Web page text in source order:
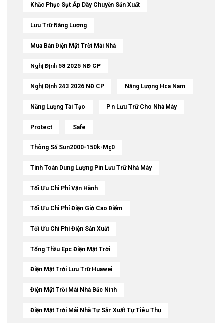
Khắc Phục Sụt Áp Dây Chuyền Sản Xuất
Lưu Trữ Năng Lượng
Mua Bán Điện Mặt Trời Mái Nhà
Nghị Định 58 2025 NĐ CP
Nghị Định 243 2026 NĐ CP Năng Lượng Hoa Nam
Năng Lượng Tái Tạo Pin Lưu Trữ Cho Nhà Máy
Protect Safe
Thông Số Sun2000-150k-Mg0
Tính Toán Dung Lượng Pin Lưu Trữ Nhà Máy
Tối Ưu Chi Phí Vận Hành
Tối Ưu Chi Phí Điện Giờ Cao Điểm
Tối Ưu Chi Phí Điện Sản Xuất
Tổng Thầu Epc Điện Mặt Trời
Điện Mặt Trời Lưu Trữ Huawei
Điện Mặt Trời Mái Nhà Bắc Ninh
Điện Mặt Trời Mái Nhà Tự Sản Xuất Tự Tiêu Thụ